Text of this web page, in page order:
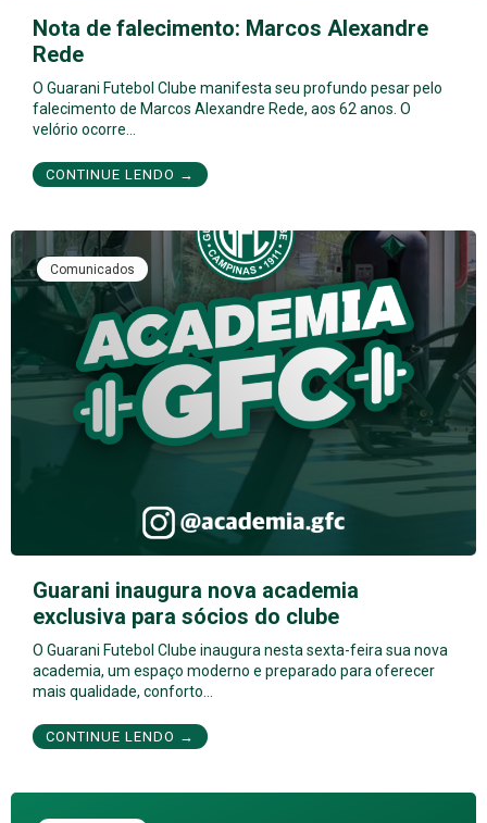
Nota de falecimento: Marcos Alexandre
Rede
O Guarani Futebol Clube manifesta seu profundo pesar pelo
falecimento de Marcos Alexandre Rede, aos 62 anos. O
velório ocorre…
CONTINUE LENDO →
Comunicados
Guarani inaugura nova academia
exclusiva para sócios do clube
O Guarani Futebol Clube inaugura nesta sexta-feira sua nova
academia, um espaço moderno e preparado para oferecer
mais qualidade, conforto…
CONTINUE LENDO →